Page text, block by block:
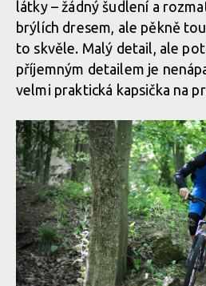
látky – žádný šudlení a
brýlích dresem, ale pěkně
to skvěle. Malý detail, ale
příjemným detailem je
velmi praktická kapsička na